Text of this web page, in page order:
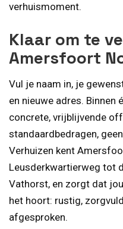
verhuismoment.
Klaar om te
Amersfoort
Vul je naam in, je
en nieuwe adres. Binnen
concrete, vrijblijvende
standaardbedragen,
Verhuizen kent
Leusderkwartierweg tot
Vathorst, en zorgt dat
het hoort: rustig,
afgesproken.